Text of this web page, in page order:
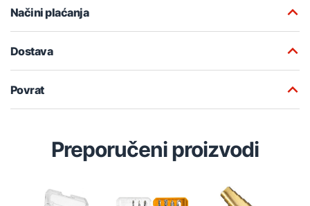
Načini plaćanja
Dostava
Povrat
Preporučeni proizvodi